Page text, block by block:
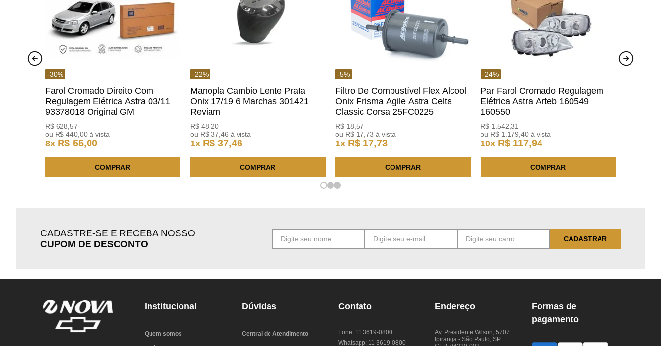
-30%
Farol Cromado Direito Com
Regulagem Elétrica Astra 03/11
93378018 Original GM
R$ 628,57
ou R$ 440 ,00 à vista
8x R$ 55,00
COMPRAR
-22%
Manopla Cambio Lente Prata
Onix 17/19 6 Marchas 301421
Reviam
R$ 48,20
ou R$ 37 ,46 à vista
1x R$ 37,46
COMPRAR
-5%
Filtro De Combustível Flex Alcool
Onix Prisma Agile Astra Celta
Classic Corsa 25FC0225
ACDelco
R$ 18,57
ou R$ 17 ,73 à vista
1x R$ 17,73
COMPRAR
-24%
Par Farol Cromado Regulagem
Elétrica Astra Arteb 160549
160550
R$ 1.542,31
ou R$ 1 179 ,40 à vista
10x R$ 117,94
COMPRAR
CADASTRE-SE E RECEBA NOSSO
CUPOM DE DESCONTO
CADASTRAR
Institucional
Quem somos
Dúvidas
Central de Atendimento
Contato
Fone: 11 3619-0800
Whatsapp: 11 3619-0800
Endereço
Av. Presidente Wilson, 5707
Ipiranga - São Paulo, SP
Formas de
pagamento